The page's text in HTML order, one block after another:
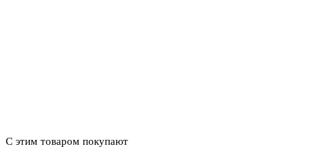
С этим товаром покупают